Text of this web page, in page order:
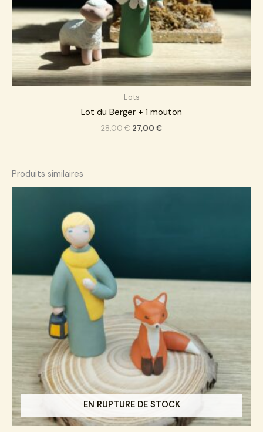
Lots
Lot du Berger + 1 mouton
28,00€ 27,00 €
Produits similaires
EN RUPTURE DE STOCK